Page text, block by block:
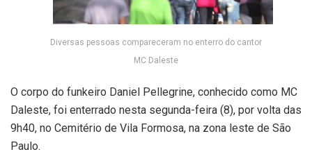
Diversas pessoas compareceram no enterro do cantor
MC Daleste
O corpo do funkeiro Daniel Pellegrine, conhecido como MC
Daleste, foi enterrado nesta segunda-feira (8), por volta das
9h40, no Cemitério de Vila Formosa, na zona leste de São
Paulo.